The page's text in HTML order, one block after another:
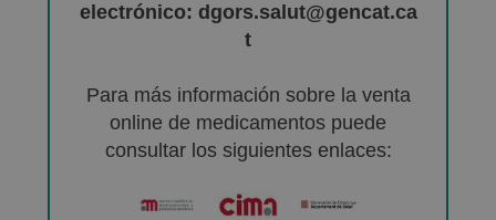
electrónico: dgors.salut@gencat.ca
t
Para más información sobre la venta
online de medicamentos puede
consultar los siguientes enlaces: